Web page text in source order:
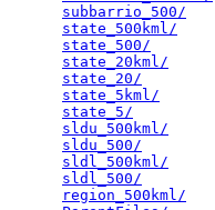
subbarrio_500/
state_500kml/
state_500/
state_20kml/
state_20/
state_5kml/
state_5/
sldu_500kml/
sldu_500/
sldl_500kml/
sldl_500/
region_500kml/